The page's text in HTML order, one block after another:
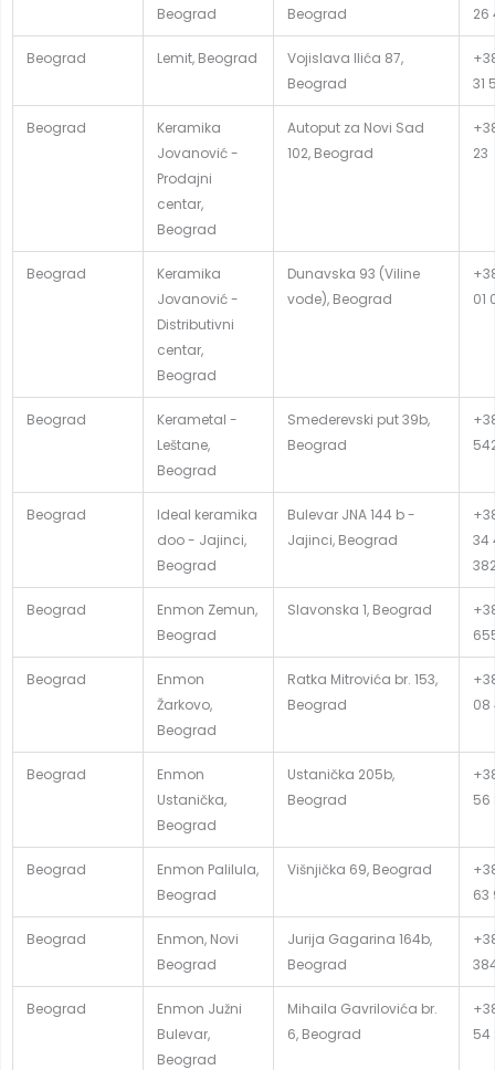
Beograd
Beograd
26
Beograd Lemit, Beograd
Vojislava Ilića 87,
Beograd
31
Beograd
Keramika
Jovanović -
Prodajni
centar,
Beograd
Autoput za Novi Sad
102, Beograd
23
Beograd
Keramika
Jovanović -
Distributivni
centar,
Beograd
Dunavska 93 (Viline
vode), Beograd
01
Beograd
Kerametal -
Leštane,
Beograd
Smederevski put 39b,
Beograd
Beograd
Ideal keramika
doo - Jajinci,
Beograd
Bulevar JNA 144 b -
Jajinci, Beograd
34
Beograd
Enmon Zemun,
Beograd
Slavonska 1, Beograd
Beograd
Enmon
Žarkovo,
Beograd
Ratka Mitrovića br. 153,
Beograd
08
Beograd
Enmon
Ustanička,
Beograd
Ustanička 205b,
Beograd
56
Beograd
Enmon Palilula,
Beograd
Višnjička 69, Beograd
63
Beograd
Enmon, Novi
Beograd
Jurija Gagarina 164b,
Beograd
Beograd
Enmon Južni
Bulevar,
Beograd
Mihaila Gavrilovića br.
6, Beograd
54